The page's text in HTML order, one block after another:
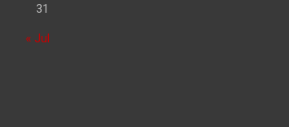
31
« Jul